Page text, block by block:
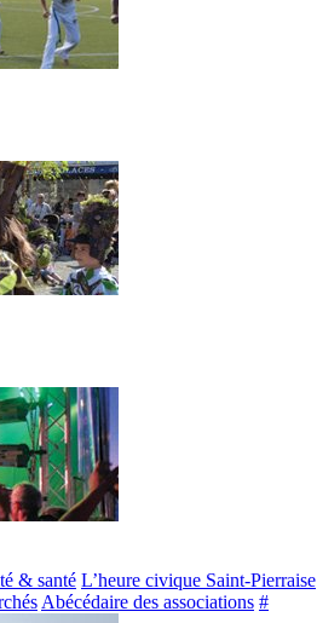
& santé L’heure civique Saint-Pierraise
Abécédaire des associations #